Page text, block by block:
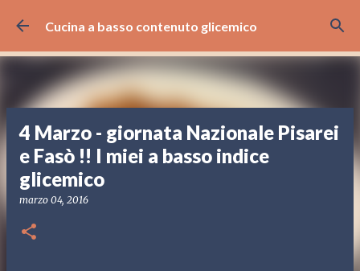
Passa ai contenuti principali
Cucina a basso contenuto glicemico
4 Marzo - giornata Nazionale Pisarei
e Fasò !! I miei a basso indice
glicemico
marzo 04, 2016